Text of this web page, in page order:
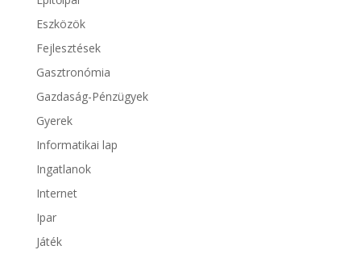
Eszközök
Fejlesztések
Gasztronómia
Gazdaság-Pénzügyek
Gyerek
Informatikai lap
Ingatlanok
Internet
Ipar
Játék